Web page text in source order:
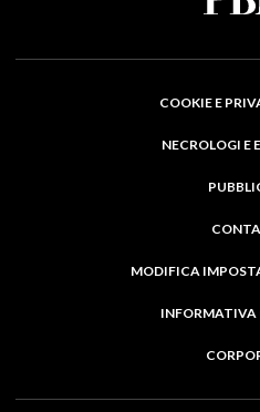
COOKIE E
NECROLOGI E
MODIFICA